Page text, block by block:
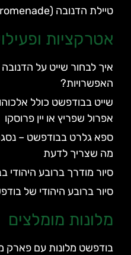
טיילת הדנובה (Danube Promenade)
אטרקציות
איך לבחור שייט על
האפשרויות?
שייט בבודפשט כולל
אפרול שפריץ או יין פרוסקו
מה שצריך לדעת
סיור מודרך ברובע היהודי
סיור ברובע היהודי של
מלונות מומלצים
בודפשט מלונות עם פארק